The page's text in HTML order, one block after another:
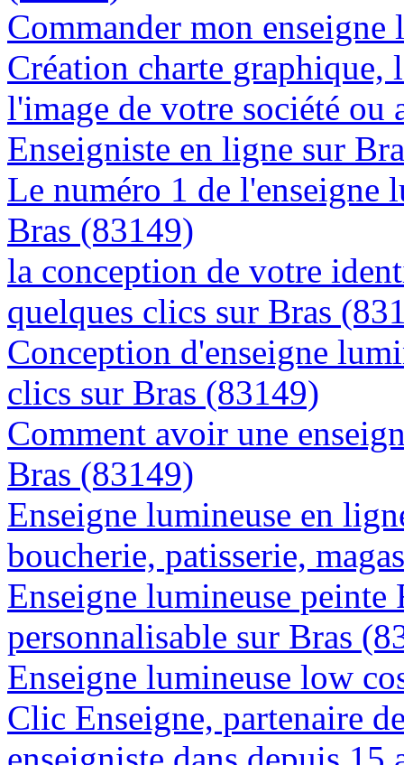
Commander mon
Création charte graphique,
l'image de votre société
Enseigniste en ligne sur
Le numéro 1 de l'enseigne
Bras (83149)
la conception de votre
quelques clics sur Bras
Conception d'enseigne
clics sur Bras (83149)
Comment avoir une
Bras (83149)
Enseigne lumineuse en
boucherie, patisserie,
Enseigne lumineuse
personnalisable sur Bras
Enseigne lumineuse low
Clic Enseigne, partenaire